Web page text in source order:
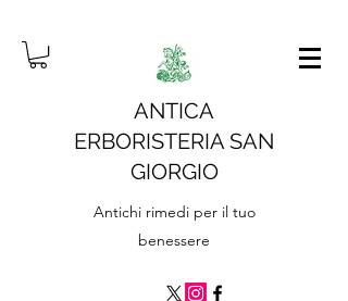
ANTICA
ERBORISTERIA SAN
GIORGIO
Antichi rimedi per il tuo
benessere